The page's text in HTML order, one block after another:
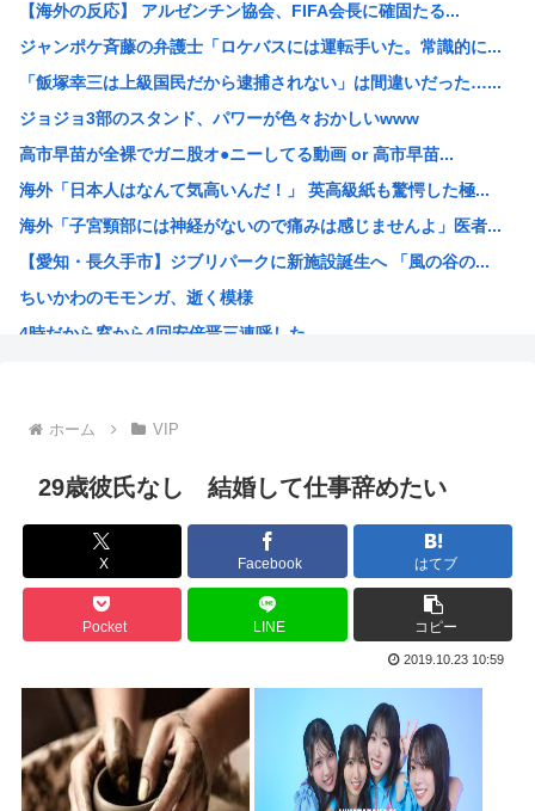
【悲報】キヨ、逮捕www
【悲報】みぃちゃん、マジでアニメ中止になりそう
【悲報】日本人なら誰もが知ってるのに、まだ一度も大河で取...
【画像】女子高生、市民プールでエグい乳を放り出してしまう...
【画像】SHELLYの産後おっぱい、たわわ、たわわwww
女子高生被害のクマスプレー誤射事件。引率教員が腰に下げて...
【スペインが不法移民50万人を合法化】「富の象徴」に掲示...
人手不足ガチで限界？社員が辞めただけで会社終了へ…
【悲報】バイクが趣味の女だけど、なぜ「こう」なるのかわか...
【海外の反応】 アルゼンチン協会、FIFA会長に確固たる...
ジャンポケ斉藤の弁護士「ロケバスには運転手いた。常識的に...
「飯塚幸三は上級国民だから逮捕されない」は間違いだった…...
ジョジョ3部のスタンド、パワーが色々おかしいwww
高市早苗が全裸でガニ股オ●ニーしてる動画 or 高市早苗...
海外「日本人はなんて気高いんだ！」 英高級紙も驚愕した極...
海外「子宮頸部には神経がないので痛みは感じませんよ」医者...
【愛知・長久手市】ジブリパークに新施設誕生へ 「風の谷の...
ちいかわのモモンガ、逝く模様
4時だから窓から4回安倍晋三連呼した
声優目指して上京したワイ、もう実家に帰ることを決意
【衝撃】 韓国人「エボシ御前の声の人、若い頃がこれかよ」
大谷翔平が今永昇太を睨みつける様子に全米騒然！←「最高の...
6月の消費支出-3.3%で7か月連続マイナス 総務省「貯...
韓国人「熊本地震で見る日本の土木技術の完全勝利をご覧くだ...
海外「素晴らしい！」日本が買収したUSスチール驚異の大復...
NARUTO、ここにきてガチで復権してしまう w w w...
海外「まるでタイムスリップしたみたいだ…！」日本の江戸時...
【衝撃】 韓国人「エボシ御前の声の人、若い頃がこれかよ」
首相官邸「高市総理の映像を悪用した偽サイトに注意してくだ...
ホーム VIP
29歳彼氏なし 結婚して仕事辞めたい
X Facebook はてブ
Pocket LINE コピー
2019.10.23 10:59